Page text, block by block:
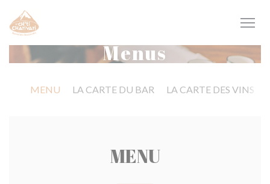
Painel de Gerenciamento de Cookies
Menus
MENU LA CARTE DU BAR LA CARTE DES VINS
MENU